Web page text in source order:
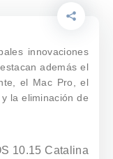
innovaciones
además el
el Mac Pro, el
la eliminación de